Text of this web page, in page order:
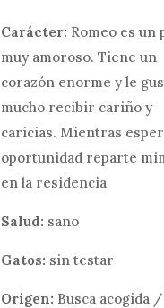
Carácter: Romeo es un
muy amoroso. Tiene un
corazón enorme y le
mucho recibir cariño y
caricias. Mientras
oportunidad reparte
en la residencia
Salud: sano
Gatos: sin testar
Origen: Busca acogida /